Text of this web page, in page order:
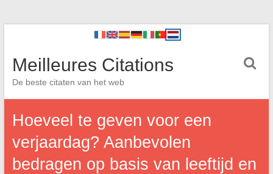
Meilleures Citations
De beste citaten van het web
Hoeveel te geven voor een
verjaardag? Aanbevolen
bedragen op basis van leeftijd en